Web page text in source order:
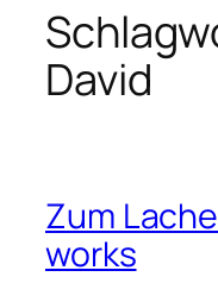
David
Zum
works